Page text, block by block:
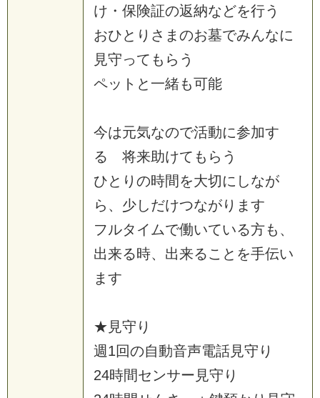
け・保険証の返納などを行う
おひとりさまのお墓でみんなに
見守ってもらう
ペットと一緒も可能
今は元気なので活動に参加す
る 将来助けてもらう
ひとりの時間を大切にしなが
ら、少しだけつながります
フルタイムで働いている方も、
出来る時、出来ることを手伝い
ます
★見守り
週1回の自動音声電話見守り
24時間センサー見守り